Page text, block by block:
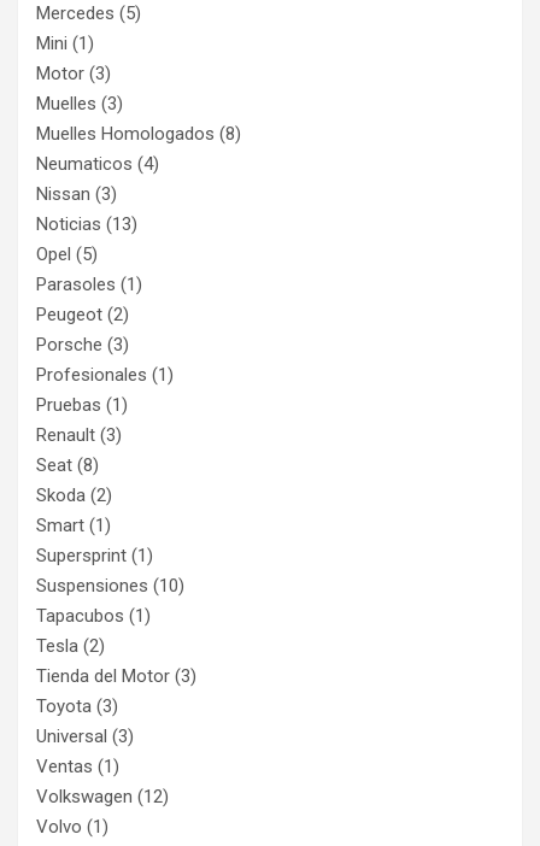
Mercedes (5)
Mini (1)
Motor (3)
Muelles (3)
Muelles Homologados (8)
Neumaticos (4)
Nissan (3)
Noticias (13)
Opel (5)
Parasoles (1)
Peugeot (2)
Porsche (3)
Profesionales (1)
Pruebas (1)
Renault (3)
Seat (8)
Skoda (2)
Smart (1)
Supersprint (1)
Suspensiones (10)
Tapacubos (1)
Tesla (2)
Tienda del Motor (3)
Toyota (3)
Universal (3)
Ventas (1)
Volkswagen (12)
Volvo (1)